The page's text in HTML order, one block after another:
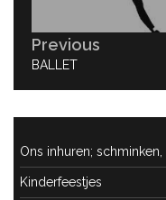
Previous
PREVIOUS
BALLET
Ons inhuren;
Kinderfeestjes